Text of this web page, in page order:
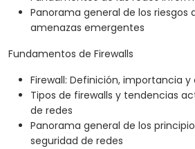
Panorama general de los riesgos
amenazas emergentes
Fundamentos de Firewalls
Firewall: Definición, importancia y
Tipos de firewalls y tendencias
de redes
Panorama general de los
seguridad de redes